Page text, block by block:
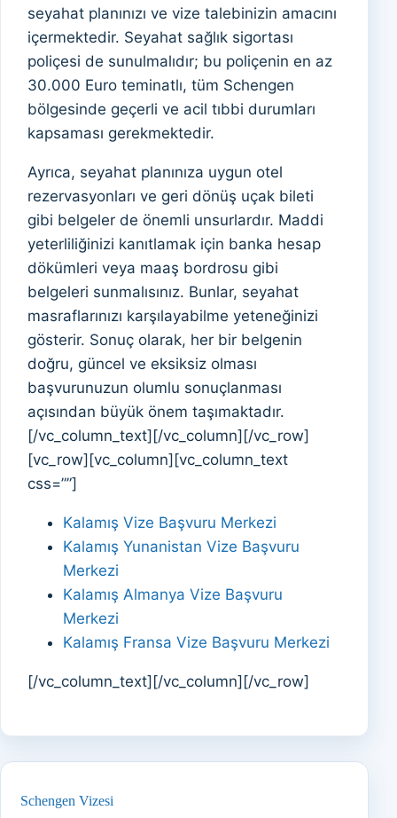
Schengen Vizesi
seyahat planınızı ve vize talebinizin amacını
içermektedir. Seyahat sağlık sigortası
poliçesi de sunulmalıdır; bu poliçenin en az
30.000 Euro teminatlı, tüm Schengen
bölgesinde geçerli ve acil tıbbi durumları
kapsaması gerekmektedir.
Ayrıca, seyahat planınıza uygun otel
rezervasyonları ve geri dönüş uçak bileti
gibi belgeler de önemli unsurlardır. Maddi
yeterliliğinizi kanıtlamak için banka hesap
dökümleri veya maaş bordrosu gibi
belgeleri sunmalısınız. Bunlar, seyahat
masraflarınızı karşılayabilme yeteneğinizi
gösterir. Sonuç olarak, her bir belgenin
doğru, güncel ve eksiksiz olması
başvurunuzun olumlu sonuçlanması
açısından büyük önem taşımaktadır.
[/vc_column_text][/vc_column][/vc_row]
[vc_row][vc_column][vc_column_text
css=””]
Kalamış Vize Başvuru Merkezi
Kalamış Yunanistan Vize Başvuru
Merkezi
Kalamış Almanya Vize Başvuru
Merkezi
Kalamış Fransa Vize Başvuru Merkezi
[/vc_column_text][/vc_column][/vc_row]